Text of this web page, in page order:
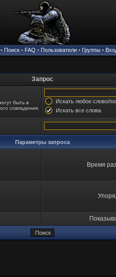
Поиск• FAQ • Пользователи• Группы•
Запрос
быть в
совпадения.
Искать любое слово/
Искать все слова
Параметры запроса
Время